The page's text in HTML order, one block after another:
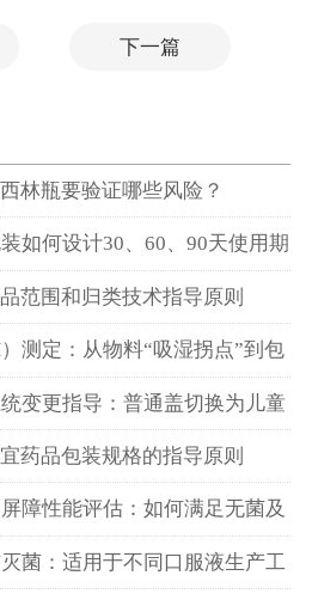
下一篇
林瓶要验证哪些风险？
如何设计30、60、90天使用期
范围和归类技术指导原则
测定：从物料“吸湿拐点”到包
变更指导：普通盖切换为儿童
学桥接研究
药品包装规格的指导原则
障性能评估：如何满足无菌及
求？
菌：适用于不同口服液生产工